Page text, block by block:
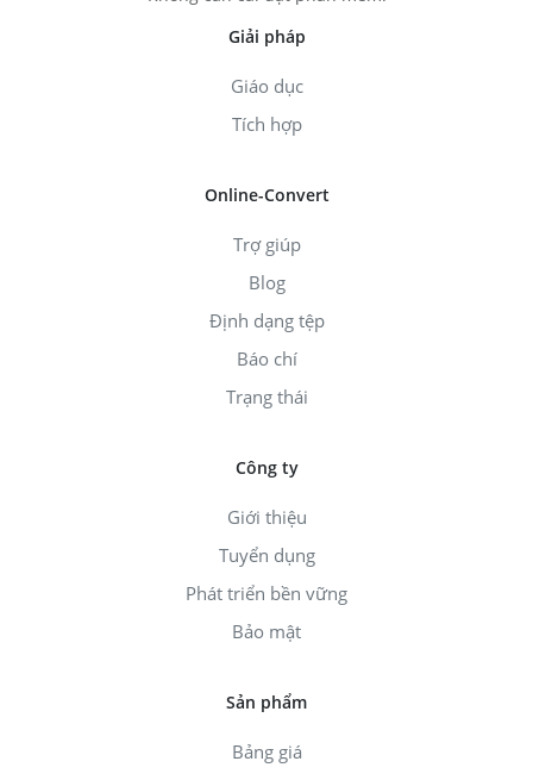
Giải pháp
Giáo dục
Tích hợp
Online-Convert
Trợ giúp
Blog
Định dạng tệp
Báo chí
Trạng thái
Công ty
Giới thiệu
Tuyển dụng
Phát triển bền vững
Bảo mật
Sản phẩm
Bảng giá